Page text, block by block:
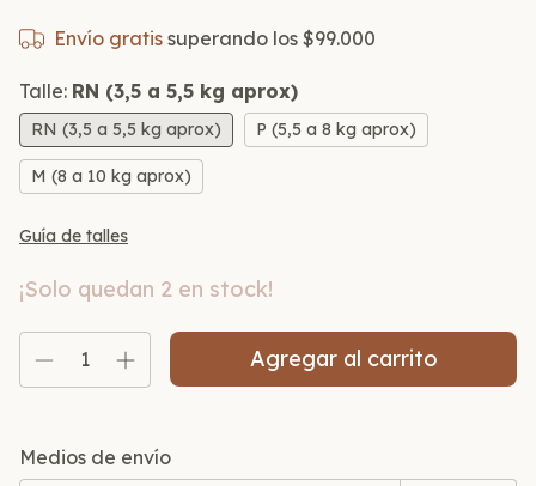
Envío gratis superando los$99.000
Talle: RN (3,5 a 5,5 kg aprox)
RN (3,5 a 5,5 kg aprox) P (5,5 a 8 kg aprox)
M (8 a 10 kg aprox)
Guía de talles
¡Solo quedan 2 en stock!
Entregas para el CP:
Medios de envío